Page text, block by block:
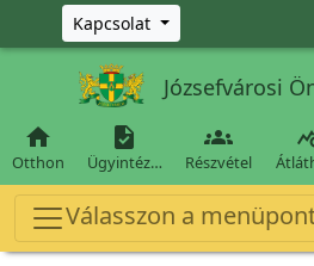
Ugrás a fő tartalomra
Kapcsolat
Józsefvárosi

Otthon

Ügyintéz…

Részvétel
Válasszon a